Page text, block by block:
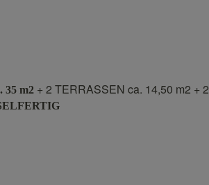
35 m2 + 2 TERRASSEN ca. 14,50 m2 + 2